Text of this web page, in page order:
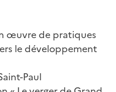
œuvre de pratiques
le développement
Paul